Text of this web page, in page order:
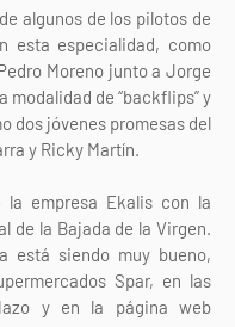
algunos de los pilotos de
esta especialidad, como
Moreno junto a Jorge
modalidad de “backflips” y
dos jóvenes promesas del
y Ricky Martín.
empresa Ekalis con la
de la Bajada de la Virgen.
está siendo muy bueno,
Spar, en las
y en la página web